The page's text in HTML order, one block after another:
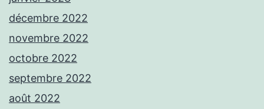
décembre 2022
novembre 2022
octobre 2022
septembre 2022
août 2022